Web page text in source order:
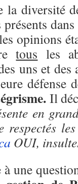
la diversité
opinions
tous les
uns et
défense
Il
en
respectés
OUI,
à une